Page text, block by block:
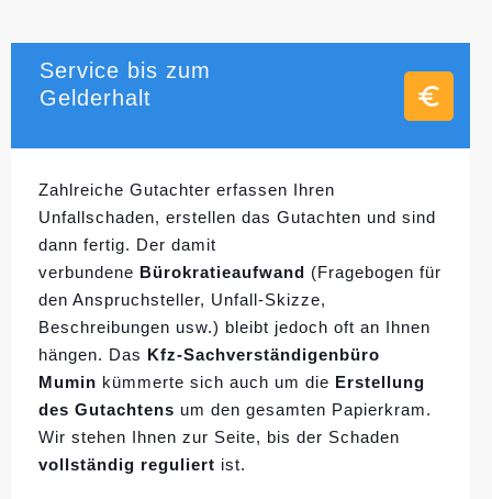
Service bis zum
Gelderhalt
Zahlreiche Gutachter erfassen Ihren
Unfallschaden, erstellen das Gutachten und sind
dann fertig. Der damit
verbundene Bürokratieaufwand (Fragebogen für
den Anspruchsteller, Unfall-Skizze,
Beschreibungen usw.) bleibt jedoch oft an Ihnen
hängen. Das Kfz-Sachverständigenbüro
Mumin kümmerte sich auch um die Erstellung
des Gutachtens um den gesamten Papierkram.
Wir stehen Ihnen zur Seite, bis der Schaden
vollständig reguliert ist.